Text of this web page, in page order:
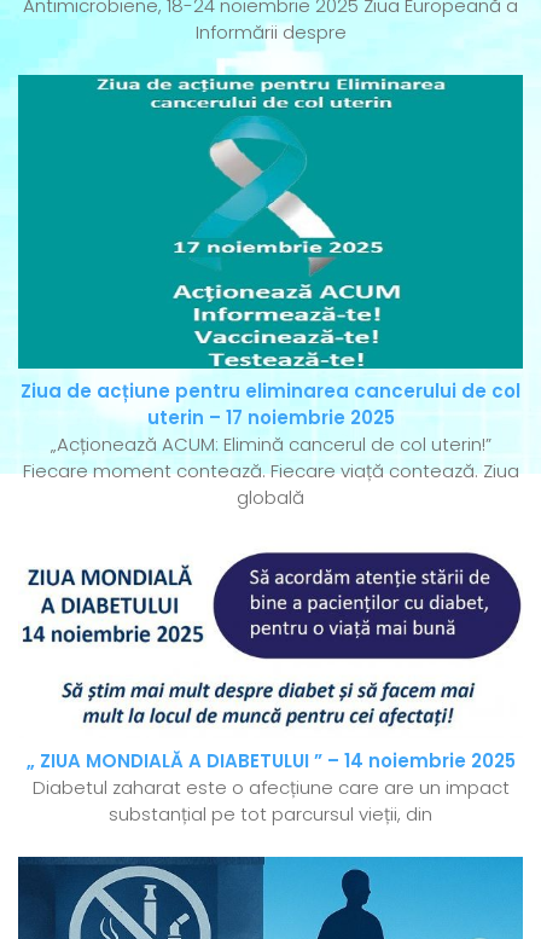
Informării despre
Ziua de acțiune pentru eliminarea cancerului de col
uterin – 17 noiembrie 2025
„Acționează ACUM: Elimină cancerul de col uterin!”
Fiecare moment contează. Fiecare viață contează. Ziua
globală
„ ZIUA MONDIALĂ A DIABETULUI ” – 14 noiembrie 2025
Diabetul zaharat este o afecțiune care are un impact
substanțial pe tot parcursul vieții, din